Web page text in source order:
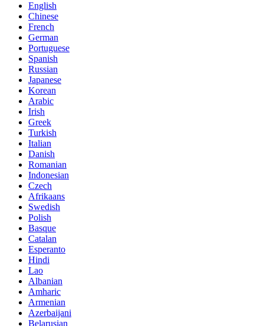
English
Chinese
French
German
Portuguese
Spanish
Russian
Japanese
Korean
Arabic
Irish
Greek
Turkish
Italian
Danish
Romanian
Indonesian
Czech
Afrikaans
Swedish
Polish
Basque
Catalan
Esperanto
Hindi
Lao
Albanian
Amharic
Armenian
Azerbaijani
Belarusian